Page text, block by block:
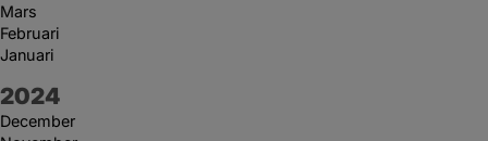
Mars
Februari
Januari
År:
2024
December